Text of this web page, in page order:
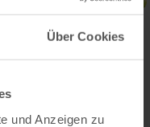
Über Cookies
und Anzeigen zu